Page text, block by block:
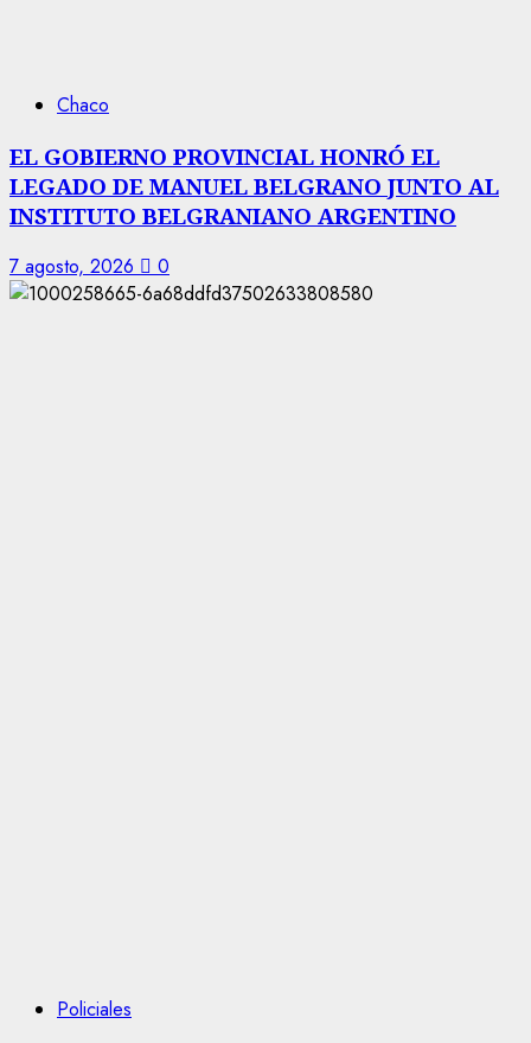
Chaco
EL GOBIERNO PROVINCIAL HONRÓ EL
LEGADO DE MANUEL BELGRANO JUNTO AL
INSTITUTO BELGRANIANO ARGENTINO
7 agosto, 2026 0
Policiales